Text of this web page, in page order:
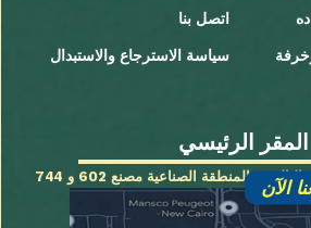
اتصل بنا
سياسة الاسترجاع والاستبدال
المقر الرئيسي
- المنطقة الصناعية مصنع 602 و 744
الآن